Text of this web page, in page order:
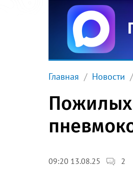
Главная Новости
Пожилых
09:20 13.08.25 2